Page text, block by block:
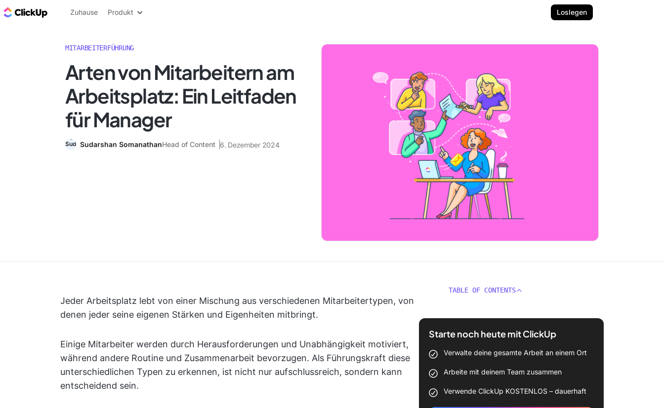
ClickUp Blog
Zuhause Produkt Loslegen
MITARBEITERFÜHRUNG
Arten von Mitarbeitern am
Arbeitsplatz: Ein Leitfaden
für Manager
Sudarshan SomanathanHead of Content 6. Dezember 2024
Jeder Arbeitsplatz lebt von einer Mischung aus verschiedenen Mitarbeitertypen, von
denen jeder seine eigenen Stärken und Eigenheiten mitbringt.
Einige Mitarbeiter werden durch Herausforderungen und Unabhängigkeit motiviert,
während andere Routine und Zusammenarbeit bevorzugen. Als Führungskraft diese
unterschiedlichen Typen zu erkennen, ist nicht nur aufschlussreich, sondern kann
entscheidend sein.
TABLE OF CONTENTS
Starte noch heute mit ClickUp
Verwalte deine gesamte Arbeit an einem Ort
Arbeite mit deinem Team zusammen
Verwende ClickUp KOSTENLOS – dauerhaft